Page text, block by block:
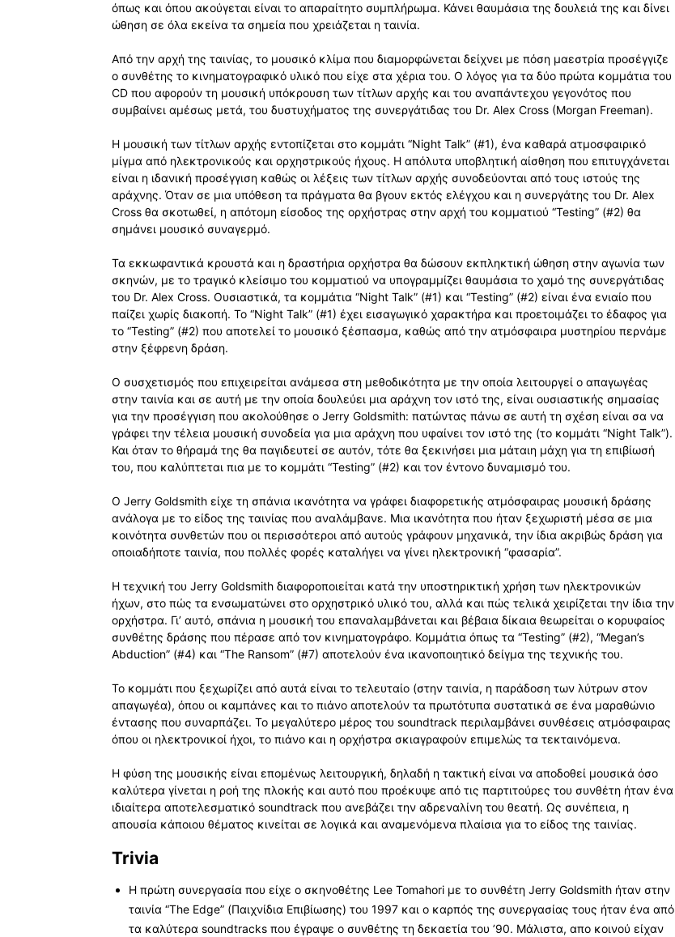
όπως και όπου ακούγεται είναι το απαραίτητο συμπλήρωμα. Κάνει θαυμάσια της δουλειά της και δίνει
ώθηση σε όλα εκείνα τα σημεία που χρειάζεται η ταινία.
Από την αρχή της ταινίας, το μουσικό κλίμα που διαμορφώνεται δείχνει με πόση μαεστρία προσέγγιζε
ο συνθέτης το κινηματογραφικό υλικό που είχε στα χέρια του. Ο λόγος για τα δύο πρώτα κομμάτια του
CD που αφορούν τη μουσική υπόκρουση των τίτλων αρχής και του αναπάντεχου γεγονότος που
συμβαίνει αμέσως μετά, του δυστυχήματος της συνεργάτιδας του Dr. Alex Cross (Morgan Freeman).
Η μουσική των τίτλων αρχής εντοπίζεται στο κομμάτι “Night Talk” (#1), ένα καθαρά ατμοσφαιρικό
μίγμα από ηλεκτρονικούς και ορχηστρικούς ήχους. Η απόλυτα υποβλητική αίσθηση που επιτυγχάνεται
είναι η ιδανική προσέγγιση καθώς οι λέξεις των τίτλων αρχής συνοδεύονται από τους ιστούς της
αράχνης. Όταν σε μια υπόθεση τα πράγματα θα βγουν εκτός ελέγχου και η συνεργάτης του Dr. Alex
Cross θα σκοτωθεί, η απότομη είσοδος της ορχήστρας στην αρχή του κομματιού “Testing” (#2) θα
σημάνει μουσικό συναγερμό.
Τα εκκωφαντικά κρουστά και η δραστήρια ορχήστρα θα δώσουν εκπληκτική ώθηση στην αγωνία των
σκηνών, με το τραγικό κλείσιμο του κομματιού να υπογραμμίζει θαυμάσια το χαμό της συνεργάτιδας
του Dr. Alex Cross. Ουσιαστικά, τα κομμάτια “Night Talk” (#1) και “Testing” (#2) είναι ένα ενιαίο που
παίζει χωρίς διακοπή. Το “Night Talk” (#1) έχει εισαγωγικό χαρακτήρα και προετοιμάζει το έδαφος για
το “Testing” (#2) που αποτελεί το μουσικό ξέσπασμα, καθώς από την ατμόσφαιρα μυστηρίου περνάμε
στην ξέφρενη δράση.
Ο συσχετισμός που επιχειρείται ανάμεσα στη μεθοδικότητα με την οποία λειτουργεί ο απαγωγέας
στην ταινία και σε αυτή με την οποία δουλεύει μια αράχνη τον ιστό της, είναι ουσιαστικής σημασίας
για την προσέγγιση που ακολούθησε ο Jerry Goldsmith: πατώντας πάνω σε αυτή τη σχέση είναι σα να
γράφει την τέλεια μουσική συνοδεία για μια αράχνη που υφαίνει τον ιστό της (το κομμάτι “Night Talk”).
Και όταν το θήραμά της θα παγιδευτεί σε αυτόν, τότε θα ξεκινήσει μια μάταιη μάχη για τη επιβίωσή
του, που καλύπτεται πια με το κομμάτι “Testing” (#2) και τον έντονο δυναμισμό του.
Ο Jerry Goldsmith είχε τη σπάνια ικανότητα να γράφει διαφορετικής ατμόσφαιρας μουσική δράσης
ανάλογα με το είδος της ταινίας που αναλάμβανε. Μια ικανότητα που ήταν ξεχωριστή μέσα σε μια
κοινότητα συνθετών που οι περισσότεροι από αυτούς γράφουν μηχανικά, την ίδια ακριβώς δράση για
οποιαδήποτε ταινία, που πολλές φορές καταλήγει να γίνει ηλεκτρονική “φασαρία”.
Η τεχνική του Jerry Goldsmith διαφοροποιείται κατά την υποστηρικτική χρήση των ηλεκτρονικών
ήχων, στο πώς τα ενσωματώνει στο ορχηστρικό υλικό του, αλλά και πώς τελικά χειρίζεται την ίδια την
ορχήστρα. Γι’ αυτό, σπάνια η μουσική του επαναλαμβάνεται και βέβαια δίκαια θεωρείται ο κορυφαίος
συνθέτης δράσης που πέρασε από τον κινηματογράφο. Κομμάτια όπως τα “Testing” (#2), “Megan’s
Abduction” (#4) και “The Ransom” (#7) αποτελούν ένα ικανοποιητικό δείγμα της τεχνικής του.
Το κομμάτι που ξεχωρίζει από αυτά είναι το τελευταίο (στην ταινία, η παράδοση των λύτρων στον
απαγωγέα), όπου οι καμπάνες και το πιάνο αποτελούν τα πρωτότυπα συστατικά σε ένα μαραθώνιο
έντασης που συναρπάζει. Το μεγαλύτερο μέρος του soundtrack περιλαμβάνει συνθέσεις ατμόσφαιρας
όπου οι ηλεκτρονικοί ήχοι, το πιάνο και η ορχήστρα σκιαγραφούν επιμελώς τα τεκταινόμενα.
Η φύση της μουσικής είναι επομένως λειτουργική, δηλαδή η τακτική είναι να αποδοθεί μουσικά όσο
καλύτερα γίνεται η ροή της πλοκής και αυτό που προέκυψε από τις παρτιτούρες του συνθέτη ήταν ένα
ιδιαίτερα αποτελεσματικό soundtrack που ανεβάζει την αδρεναλίνη του θεατή. Ως συνέπεια, η
απουσία κάποιου θέματος κινείται σε λογικά και αναμενόμενα πλαίσια για το είδος της ταινίας.
Trivia
H πρώτη συνεργασία που είχε ο σκηνοθέτης Lee Tomahori με το συνθέτη Jerry Goldsmith ήταν στην
ταινία “The Edge” (Παιχνίδια Επιβίωσης) του 1997 και o καρπός της συνεργασίας τους ήταν ένα από
τα καλύτερα soundtracks που έγραψε ο συνθέτης τη δεκαετία του ’90. Μάλιστα, απο κοινού είχαν